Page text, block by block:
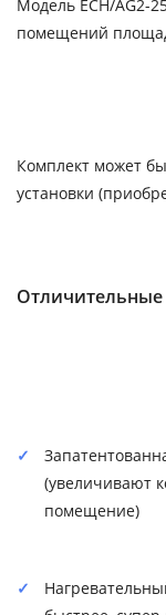
Модель ECH/AG2-
помещений
Комплект может
установки
Отличительные
(увеличивают
помещение)